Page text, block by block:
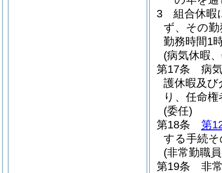
3
組合休暇
ず、その
勤務時間1
(病気休暇
第17条
病
護休暇及
り、任命
(委任)
第18条
第
する手続
(非常勤職
第19条
非